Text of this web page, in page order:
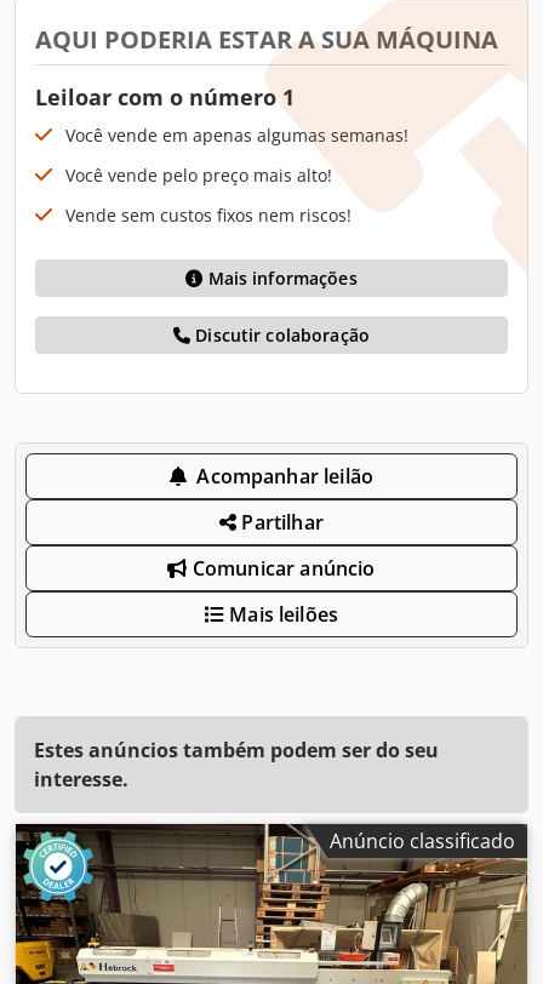
AQUI PODERIA ESTAR A SUA MÁQUINA
Leiloar com o número 1
Você vende em apenas algumas semanas!
Você vende pelo preço mais alto!
Vende sem custos fixos nem riscos!
Mais informações
Discutir colaboração
Acompanhar leilão
Partilhar
Comunicar anúncio
Mais leilões
Estes anúncios também podem ser do seu
interesse.
Anúncio classificado